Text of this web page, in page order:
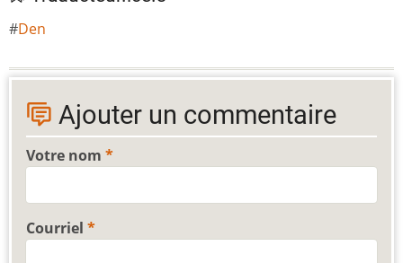
Den
Ajouter un commentaire
Votre nom
Courriel